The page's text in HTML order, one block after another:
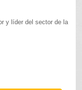
y líder del sector de la